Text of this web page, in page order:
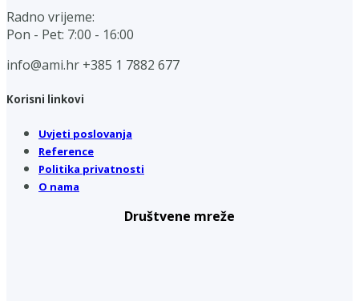
Radno vrijeme:
Pon - Pet: 7:00 - 16:00
info@ami.hr +385 1 7882 677
Korisni linkovi
Uvjeti poslovanja
Reference
Politika privatnosti
O nama
Društvene mreže